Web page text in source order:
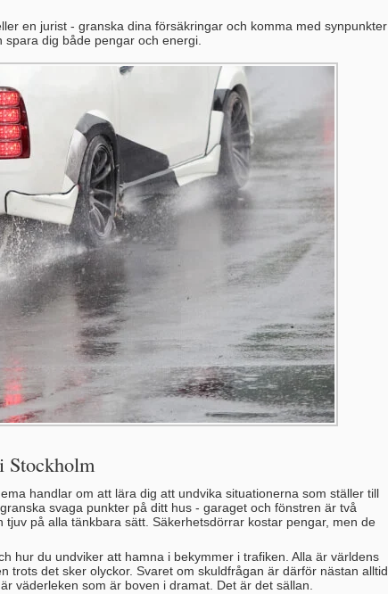
en jurist - granska dina försäkringar och komma med synpunkter
dig både pengar och energi.
Stockholm
handlar om att lära dig att undvika situationerna som ställer till
svaga punkter på ditt hus - garaget och fönstren är två
på alla tänkbara sätt. Säkerhetsdörrar kostar pengar, men de
hur du undviker att hamna i bekymmer i trafiken. Alla är världens
trots det sker olyckor. Svaret om skuldfrågan är därför nästan alltid
väderleken som är boven i dramat. Det är det sällan.